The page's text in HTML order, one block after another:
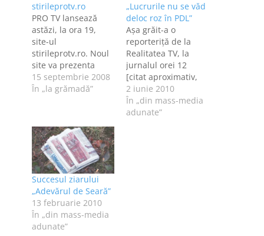
stirileprotv.ro
PRO TV lansează
astăzi, la ora 19,
site-ul
stirileprotv.ro. Noul
site va prezenta
toate noutăţile din
ţară, dar şi din
premieră pentru
online-ul românesc.
Pagina web va avea
mai multe secţiuni
printre care
"videoteca", fişiere
video, "show-buzz",
ştiri mondene, bârfe
de la Hollywood,
fitze de România,…
15 septembrie 2008
În „la grămadă”
„Lucrurile nu se văd
deloc roz în PDL”
Așa grăit-a o
reporteriță de la
Realitatea TV, la
jurnalul orei 12
[citat aproximativ,
din memorie].
Normal că nu se văd
roz, că aţi fost orbiţi
2 iunie 2010
În „din mass-media
adunate”
Succesul ziarului
„Adevărul de Seară”
13 februarie 2010
În „din mass-media
adunate”